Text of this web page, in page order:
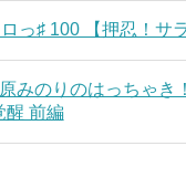
っ♯ 100 【押忍！サ
みのりのはっちゃき
醒 前編